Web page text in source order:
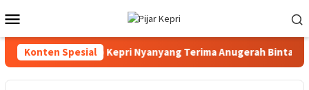
ke
kontenMobile
Konten SpesialWagub Kepri Nyanyang Terima Anugerah Bintang